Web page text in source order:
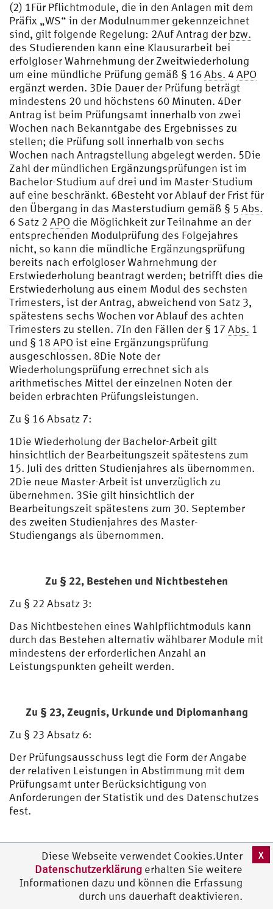
Diese Webseite verwendet Cookies.Unter
Datenschutzerklärung erhalten Sie weitere
Informationen dazu und können die Erfassung
durch uns dauerhaft deaktivieren.
X
(2) 1Für Pflichtmodule, die in den Anlagen mit dem
Präfix „WS“ in der Modulnummer gekennzeichnet
sind, gilt folgende Regelung: 2Auf Antrag der bzw.
des Studierenden kann eine Klausurarbeit bei
erfolgloser Wahrnehmung der Zweitwiederholung
um eine mündliche Prüfung gemäß § 16Abs. 4APO
ergänzt werden. 3Die Dauer der Prüfung beträgt
mindestens 20 und höchstens 60 Minuten. 4Der
Antrag ist beim Prüfungsamt innerhalb von zwei
Wochen nach Bekanntgabe des Ergebnisses zu
stellen; die Prüfung soll innerhalb von sechs
Wochen nach Antragstellung abgelegt werden. 5Die
Zahl der mündlichen Ergänzungsprüfungen ist im
Bachelor-Studium auf drei und im Master-Studium
auf eine beschränkt. 6Besteht vor Ablauf der Frist für
den Übergang in das Masterstudium gemäß § 5 Abs.
6 Satz 2 APO die Möglichkeit zur Teilnahme an der
entsprechenden Modulprüfung des Folgejahres
nicht, so kann die mündliche Ergänzungsprüfung
bereits nach erfolgloser Wahrnehmung der
Erstwiederholung beantragt werden; betrifft dies die
Erstwiederholung aus einem Modul des sechsten
Trimesters, ist der Antrag, abweichend von Satz 3,
spätestens sechs Wochen vor Ablauf des achten
Trimesters zu stellen. 7In den Fällen der § 17 Abs. 1
und § 18APOist eine Ergänzungsprüfung
ausgeschlossen. 8Die Note der
Wiederholungsprüfung errechnet sich als
arithmetisches Mittel der einzelnen Noten der
beiden erbrachten Prüfungsleistungen.
Zu § 16 Absatz 7:
1Die Wiederholung der Bachelor-Arbeit gilt
hinsichtlich der Bearbeitungszeit spätestens zum
15. Juli des dritten Studienjahres als übernommen.
2Die neue Master-Arbeit ist unverzüglich zu
übernehmen. 3Sie gilt hinsichtlich der
Bearbeitungszeit spätestens zum 30. September
des zweiten Studienjahres des Master-
Studiengangs als übernommen.
Zu § 22, Bestehen und Nichtbestehen
Zu § 22 Absatz 3:
Das Nichtbestehen eines Wahlpflichtmoduls kann
durch das Bestehen alternativ wählbarer Module mit
mindestens der erforderlichen Anzahl an
Leistungspunkten geheilt werden.
Zu § 23,Zeugnis, Urkunde und Diplomanhang
Zu § 23 Absatz 6:
Der Prüfungsausschuss legt die Form der Angabe
der relativen Leistungen in Abstimmung mit dem
Prüfungsamt unter Berücksichtigung von
Anforderungen der Statistik und des Datenschutzes
fest.
II. Anlagen
Anlage 1: Module mit studienbegleitenden
Prüfungen im Bachelor-Studiengang